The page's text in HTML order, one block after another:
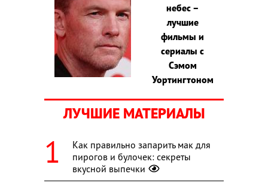
небес –
лучшие
фильмы и
сериалы с
Сэмом
Уортингтоном
ЛУЧШИЕ МАТЕРИАЛЫ
Как правильно запарить мак для
пирогов и булочек: секреты
вкусной выпечки